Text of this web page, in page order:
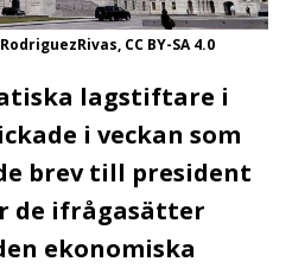
CC BY-SA 4.0
lagstiftare i
i veckan som
brev till president
de ifrågasätter
ekonomiska